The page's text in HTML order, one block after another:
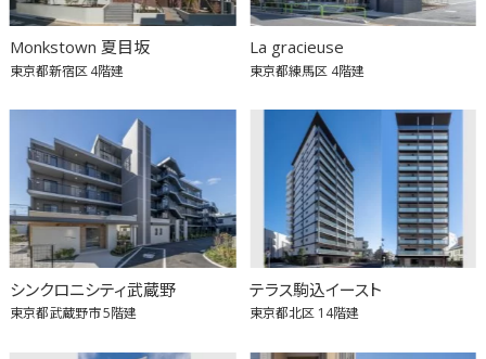
Monkstown 夏目坂
東京都新宿区4階建
La gracieuse
東京都練馬区 4階建
シンクロニシティ武蔵野
東京都武蔵野市5階建
テラス駒込イースト
東京都北区 14階建